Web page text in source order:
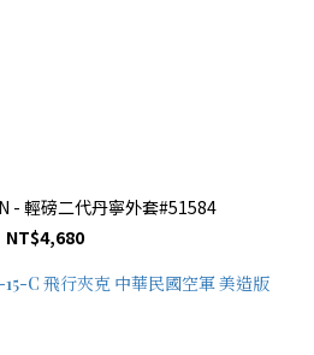
- 輕磅二代丹寧外套#51584
NT$4,680